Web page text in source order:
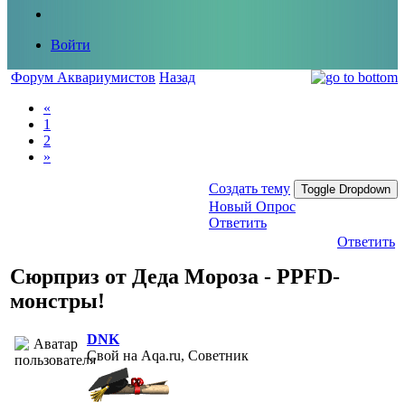
Войти
Форум Аквариумистов Назад
«
1
2
»
Создать тему Toggle Dropdown
Новый Опрос
Ответить
Ответить
Сюрприз от Деда Мороза - PPFD-
монстры!
DNK
Свой на Aqa.ru, Советник